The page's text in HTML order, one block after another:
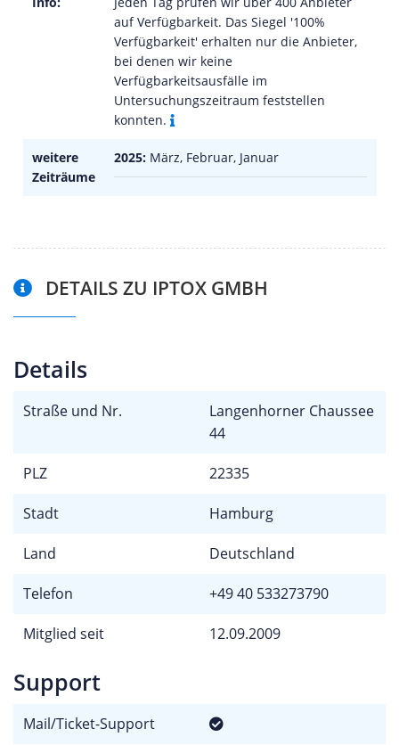
auf Verfügbarkeit. Das Siegel '100%
Verfügbarkeit' erhalten nur die Anbieter,
bei denen wir keine
Verfügbarkeitsausfälle im
Untersuchungszeitraum feststellen
konnten.
weitere
Zeiträume
2025: März, Februar, Januar
DETAILS ZU IPTOX GMBH
Details
Straße und Nr.
Langenhorner Chaussee
44
PLZ 22335
Stadt Hamburg
Land Deutschland
Telefon +49 40 533273790
Mitglied seit 12.09.2009
Support
Mail/Ticket-Support